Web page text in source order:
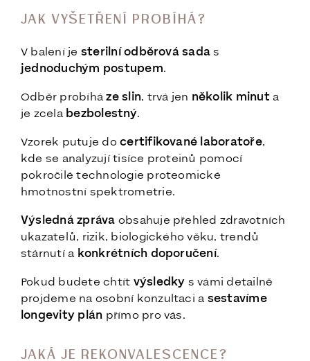
JAK VYŠETŘENÍ PROBÍHÁ?
V balení je sterilní odběrová sadas
jednoduchým postupem.
Odběr probíháze slin, trvá jen několik minuta
je zcela bezbolestný.
Vzorek putuje docertifikované laboratoře,
kde se analyzují tisíce proteinů pomocí
pokročilé technologie proteomické
hmotnostní spektrometrie.
Výsledná zpráva obsahuje přehled zdravotních
ukazatelů, rizik, biologického věku, trendů
stárnutí a konkrétních doporučení.
Pokud budete chtít výsledky s vámi detailně
projdeme na osobní konzultaci a sestavíme
longevity plán přímo pro vás.
JAKÁ JE REKONVALESCENCE?